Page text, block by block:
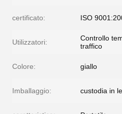
certificato: ISO
Utilizzatori:
Controllo
traffico
Colore: giallo
Imballaggio: custodia in